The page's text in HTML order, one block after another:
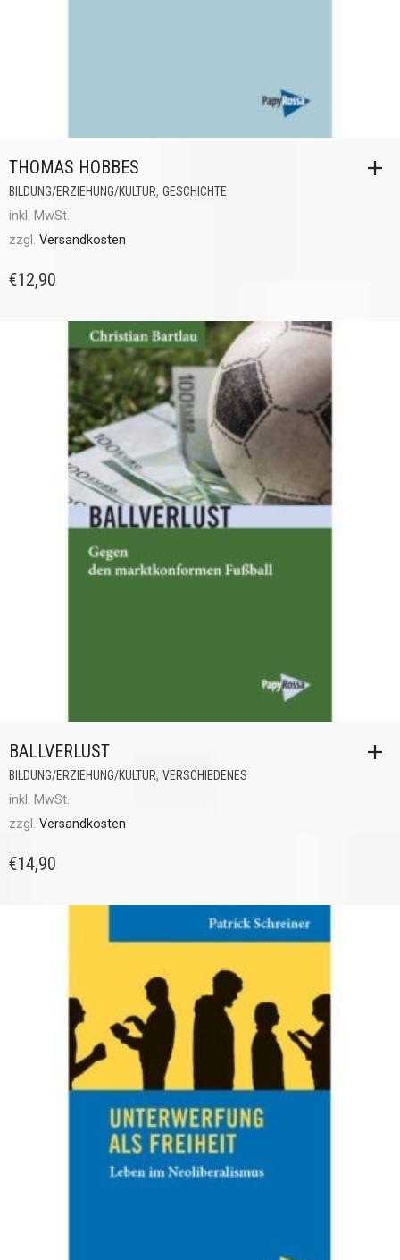
THOMAS HOBBES
BILDUNG/ERZIEHUNG/KULTUR, GESCHICHTE
inkl. MwSt.
zzgl. Versandkosten
€12,90
BALLVERLUST
BILDUNG/ERZIEHUNG/KULTUR, VERSCHIEDENES
inkl. MwSt.
zzgl. Versandkosten
€14,90